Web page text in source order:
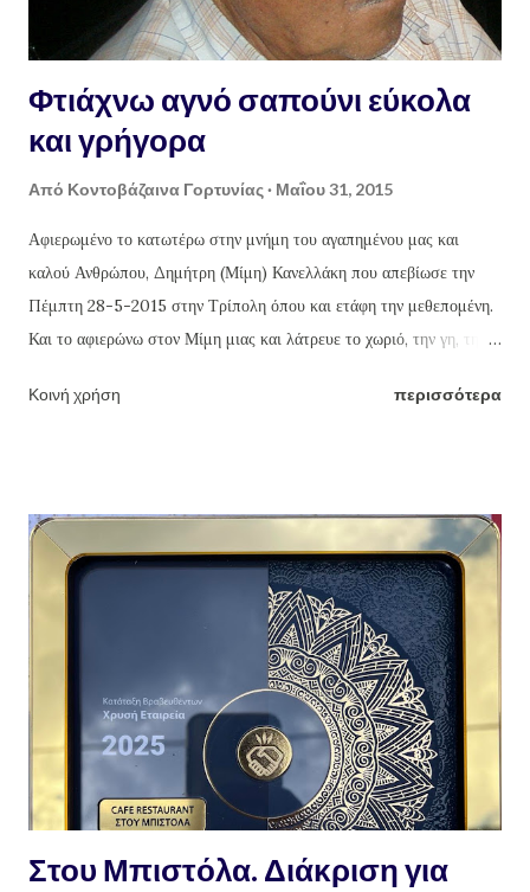
Φτιάχνω αγνό σαπούνι εύκολα
και γρήγορα
Από Κοντοβάζαινα Γορτυνίας Μαΐου 31, 2015
Αφιερωμένο το κατωτέρω στην μνήμη του αγαπημένου μας και
καλού Ανθρώπου, Δημήτρη (Μίμη) Κανελλάκη που απεβίωσε την
Πέμπτη 28-5-2015 στην Τρίπολη όπου και ετάφη την μεθεπομένη.
Και το αφιερώνω στον Μίμη μιας και λάτρευε το χωριό, την γη, την
τα χεράκια του. Πράξεις που έκανε κάθε χρόνο τέτοιες μέρες, εδώ
παλαιότερο λάδι θα βρούμε. Όσο παλαιότερο το λάδι, τόσο το
καλύτερο, αν θέλουμε να κάνουμε σαπούνι που θα είναι εξαιρετικό,
υγιεινό, υποαλεργικό, αγνό και κυρίως 100% οικολογικό, μέσα σε
1/2 ώρα. Οδηγίες : ζυγίζουμε το λάδι που έχουμε σε ζυγαριά
ακριβείας. Σημειωτέον πως, το μπουκάλι με το 1 λίτρο λάδι δεν
ζυγίζει 1 κιλό λάδι, μιας και είναι πολύ ελαφρύτερο ! για κάθε κιλό
λάδι χρειαζόμαστε 300 γραμμά...
Κοινή χρήση περισσότερα
Στου Μπιστόλα. Διάκριση για